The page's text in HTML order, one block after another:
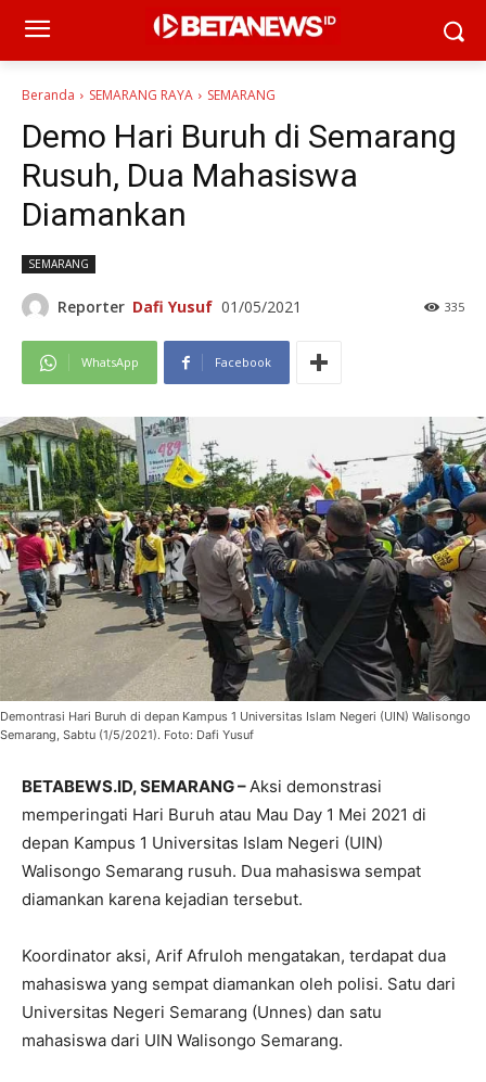
Beranda SEMARANG RAYA SEMARANG
Demo Hari Buruh di Semarang
Rusuh, Dua Mahasiswa
Diamankan
SEMARANG
Reporter Dafi Yusuf 01/05/2021 335
WhatsApp Facebook
Demontrasi Hari Buruh di depan Kampus 1 Universitas Islam Negeri (UIN) Walisongo
Semarang, Sabtu (1/5/2021). Foto: Dafi Yusuf
BETABEWS.ID, SEMARANG – Aksi demonstrasi
memperingati Hari Buruh atau Mau Day 1 Mei 2021 di
depan Kampus 1 Universitas Islam Negeri (UIN)
Walisongo Semarang rusuh. Dua mahasiswa sempat
diamankan karena kejadian tersebut.
Koordinator aksi, Arif Afruloh mengatakan, terdapat dua
mahasiswa yang sempat diamankan oleh polisi. Satu dari
Universitas Negeri Semarang (Unnes) dan satu
mahasiswa dari UIN Walisongo Semarang.